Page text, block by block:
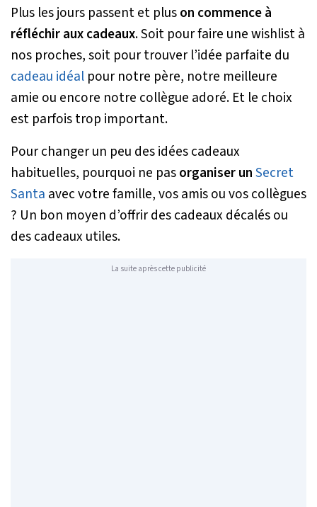
Plus les jours passent et pluson commence à
réfléchir aux cadeaux. Soit pour faire une wishlist à
nos proches, soit pour trouver l’idée parfaite du
cadeau idéal pour notre père, notre meilleure
amie ou encore notre collègue adoré. Et le choix
est parfois trop important.
Pour changer un peu des idées cadeaux
habituelles, pourquoi ne pasorganiser unSecret
Santa avec votre famille, vos amis ou vos collègues
? Un bon moyen d’offrir des cadeaux décalés ou
des cadeaux utiles.
La suite après cette publicité